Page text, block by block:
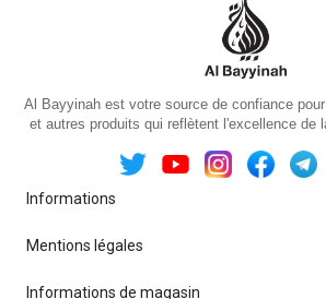
Al Bayyinah est votre source de confiance
et autres produits qui reflètent l'excellence de
Informations
Mentions légales
Informations de magasin